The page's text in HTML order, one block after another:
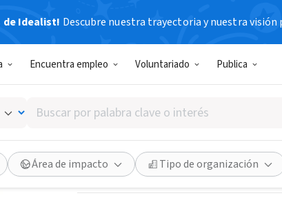
de Idealist! Descubre nuestra trayectoria y nuestra visión
Encuentra empleo Voluntariado Publica
Buscar
por
palabra
clave
o
interés
Área de impacto Tipo de organización
Jewish
Scottsdale, AZ|www.jewishphoenix.org
Guardar Compartir